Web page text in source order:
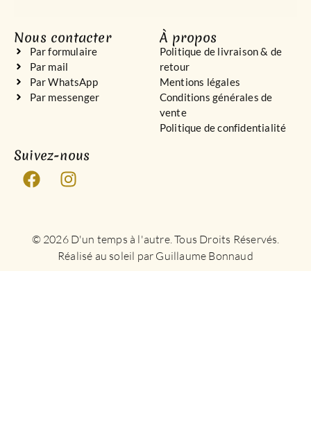
Nous contacter
Par formulaire
Par mail
Par WhatsApp
Par messenger
À propos
Politique de livraison & de
retour
Mentions légales
Conditions générales de
vente
Politique de confidentialité
Suivez-nous
© 2026 D'un temps à l'autre. Tous Droits Réservés.
Réalisé au soleil par Guillaume Bonnaud